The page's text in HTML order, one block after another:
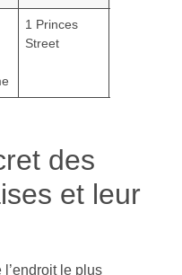
1 Princes
Street
des
et leur
le plus